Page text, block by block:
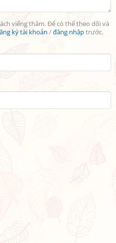
viếng thăm. Để có thể theo dõi và
ký tài khoản /đăng nhậptrước.